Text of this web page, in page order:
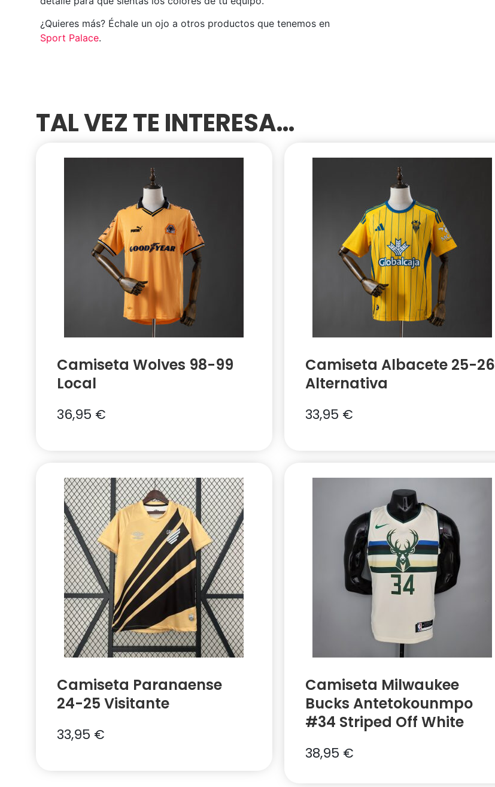
¿Quieres más? Échale un ojo a otros productos que tenemos en
Sport Palace.
TAL VEZ TE INTERESA…
Camiseta Wolves 98-99
Local
36,95 €
Camiseta Albacete 25-26
Alternativa
33,95 €
Camiseta Paranaense
24-25 Visitante
33,95 €
Camiseta Milwaukee
Bucks Antetokounmpo
#34 Striped Off White
38,95 €